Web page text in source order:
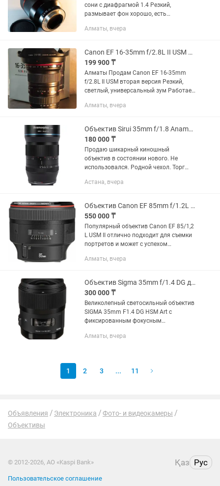
сони с диафрагмой 1.4 Резкий,
размывает фон хорошо, есть
работу Так же есть другие объективы,
Алматы, вчера
Canon EF 16-35mm f/2.8L II USM Идеал
199 900 ₸
Алматы Продам Canon EF 16-35mm
f/2.8L II USM вторая версия Резкий,
светлый, универсальный зум Работает
Алматы, вчера
Объектив Sirui 35mm f/1.8 Anamorphic 1.33x для Sony E
180 000 ₸
Продаю шикарный киношный
объектив в состоянии нового. Не
использовался. Родной чехол. Торг
Объектив Sirui 35mm f/1.8 Anamorphic
Астана, вчера
Объектив Canon EF 85mm f/1.2L II USM
550 000 ₸
Популярный объектив Canon EF 85/1,2
L USM II отлично подходит для съемки
портретов и может с успехом
пленочными, так и с цифровыми
Модель...
Алматы, вчера
Объектив Sigma 35mm f/1.4 DG для Canon
300 000 ₸
Великолепный светосильный объектив
SIGMA 35mm F1.4 DG HSM Art c
фиксированным фокусным
высококачественными линзами
Алматы, вчера
1 2 3 ... 11
Объявления Электроника
Фото- и видеокамеры
Объективы
© 2012-2026, АО «Kaspi Bank» Қаз Рус
Пользовательское соглашение